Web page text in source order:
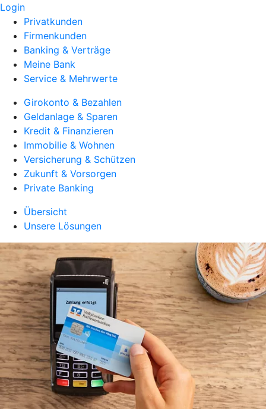
Login
Privatkunden
Firmenkunden
Banking & Verträge
Meine Bank
Service & Mehrwerte
Girokonto & Bezahlen
Geldanlage & Sparen
Kredit & Finanzieren
Immobilie & Wohnen
Versicherung & Schützen
Zukunft & Vorsorgen
Private Banking
Übersicht
Unsere Lösungen